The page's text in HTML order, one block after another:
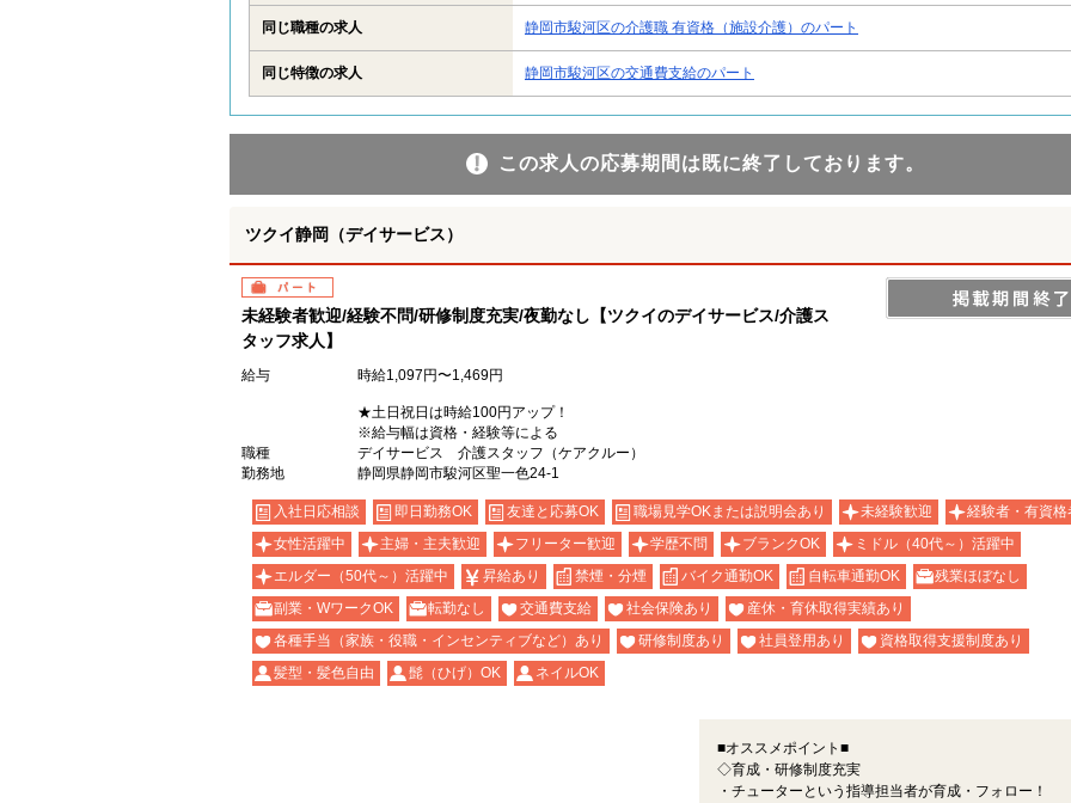
同じ職種の求人 静岡市駿河区の介護職 有資格（施設介護）のパート
同じ特徴の求人 静岡市駿河区の交通費支給のパート
この求人の応募期間は既に終了しております。
ツクイ静岡（デイサービス）
パート
未経験者歓迎/経験不問/研修制度充実/夜勤なし【ツクイのデイサービス/介護ス
タッフ求人】
給与 時給1,097円〜1,469円
★土日祝日は時給100円アップ！
※給与幅は資格・経験等による
職種
デイサービス 介護スタッフ（ケアクルー）
勤務地
静岡県静岡市駿河区聖一色24-1
入社日応相談 即日勤務OK 友達と応募OK 職場見学OKまたは説明会あり 未経験歓迎
経験者・有資格
女性活躍中
主婦・主夫歓迎 フリーター歓迎 学歴不問 ブランクOK
ミドル（40代～）活躍中
エルダー（50代～）活躍中
昇給あり 禁煙・分煙 バイク通勤OK 自転車通勤OK
残業ほぼなし
副業・WワークOK
転勤なし 交通費支給 社会保険あり
産休・育休取得実績あり
各種手当（家族・役職・インセンティブなど）あり
研修制度あり 社員登用あり
資格取得支援制度あり
髪型・髪色自由
髭（ひげ）OK ネイルOK
■オススメポイント■
◇育成・研修制度充実
・チューターという指導担当者が育成・フォロー！